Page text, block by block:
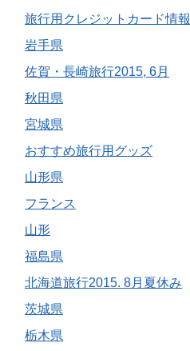
旅行用クレジットカード情報
岩手県
佐賀・長崎旅行2015, 6月
秋田県
宮城県
おすすめ旅行用グッズ
山形県
フランス
山形
福島県
北海道旅行2015. 8月夏休み
茨城県
栃木県